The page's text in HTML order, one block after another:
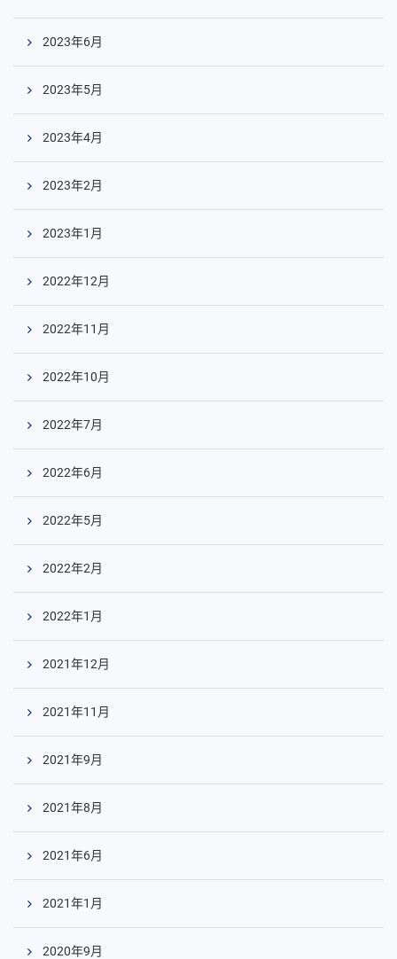
2023年6月
2023年5月
2023年4月
2023年2月
2023年1月
2022年12月
2022年11月
2022年10月
2022年7月
2022年6月
2022年5月
2022年2月
2022年1月
2021年12月
2021年11月
2021年9月
2021年8月
2021年6月
2021年1月
2020年9月